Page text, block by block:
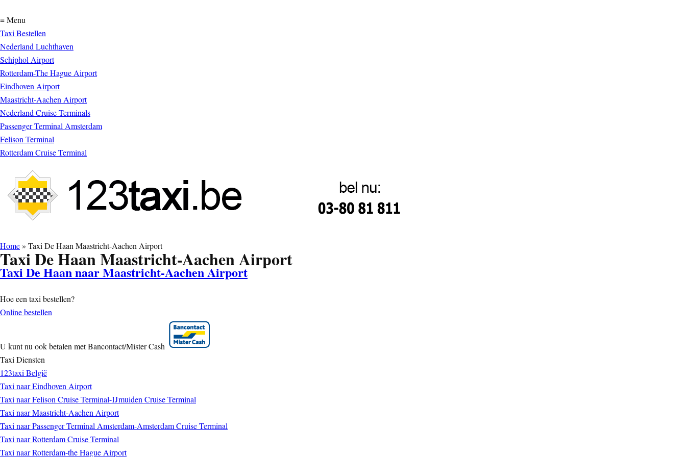
≡ Menu
Taxi Bestellen
Nederland Luchthaven
Schiphol Airport
Rotterdam-The Hague Airport
Eindhoven Airport
Maastricht-Aachen Airport
Nederland Cruise Terminals
Passenger Terminal Amsterdam
Felison Terminal
Rotterdam Cruise Terminal
Home» Taxi De Haan Maastricht-Aachen Airport
Taxi De Haan Maastricht-Aachen Airport
Taxi De Haan naar Maastricht-Aachen Airport
Hoe een taxi bestellen?
Online bestellen
U kunt nu ook betalen met Bancontact/Mister Cash
Taxi Diensten
123taxi België
Taxi naar Eindhoven Airport
Taxi naar Felison Cruise Terminal-IJmuiden Cruise Terminal
Taxi naar Maastricht-Aachen Airport
Taxi naar Passenger Terminal Amsterdam-Amsterdam Cruise Terminal
Taxi naar Rotterdam Cruise Terminal
Taxi naar Rotterdam-the Hague Airport